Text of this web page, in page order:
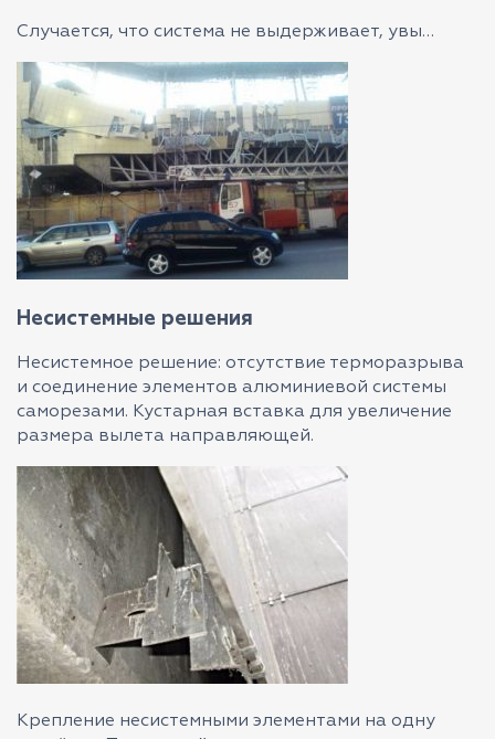
Случается, что система не выдерживает, увы…
Несистемные решения
Несистемное решение: отсутствие терморазрыва
и соединение элементов алюминиевой системы
саморезами. Кустарная вставка для увеличение
размера вылета направляющей.
Крепление несистемными элементами на одну